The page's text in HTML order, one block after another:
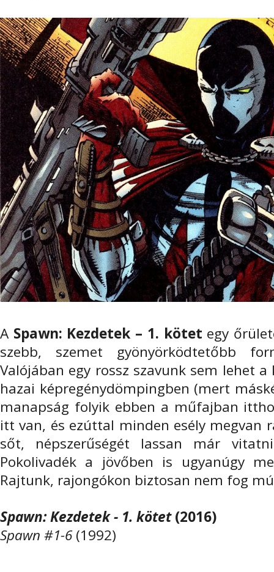
A Spawn: Kezdetek – 1. kötet egy
szebb, szemet gyönyörködtetőbb
Valójában egy rossz szavunk sem lehet
hazai képregénydömpingben (mert
manapság folyik ebben a műfajban
itt van, és ezúttal minden esély megvan
sőt, népszerűségét lassan már
Pokolivadék a jövőben is ugyanúgy
Rajtunk, rajongókon biztosan nem fog
Spawn: Kezdetek - 1. kötet(2016)
Spawn #1-6(1992)